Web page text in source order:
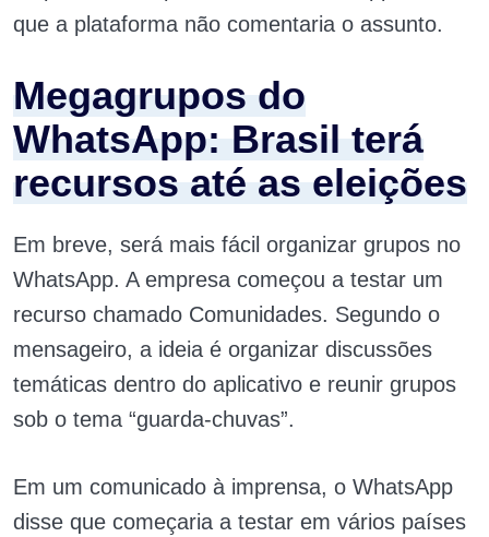
que a plataforma não comentaria o assunto.
Megagrupos do
WhatsApp:Brasil terá
recursos até as eleições
Em breve, será mais fácil organizar grupos no
WhatsApp. A empresa começou a testar um
recurso chamado Comunidades. Segundo o
mensageiro, a ideia é organizar discussões
temáticas dentro do aplicativo e reunir grupos
sob o tema “guarda-chuvas”.
Em um comunicado à imprensa, o WhatsApp
disse que começaria a testar em vários países